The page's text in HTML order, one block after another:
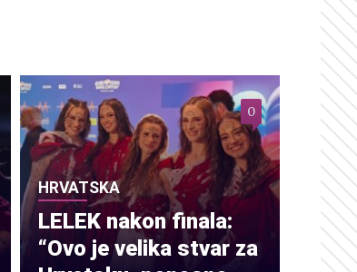
HRVATSKA
LELEK nakon finala:
“Ovo je velika stvar za
0